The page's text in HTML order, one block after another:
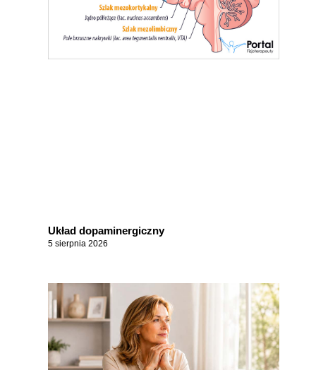
Układ dopaminergiczny
5 sierpnia 2026